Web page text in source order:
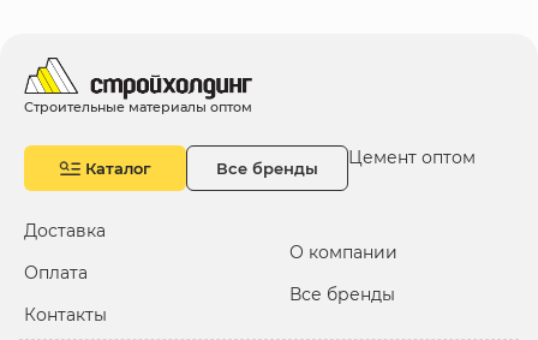
Строительные материалы оптом
Каталог Все бренды Цемент оптом
Доставка
Оплата
Контакты
О компании
Все бренды